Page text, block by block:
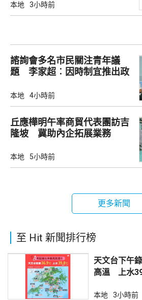
本地 3小時前
諮詢會多名市民關注青年議
題 李家超︰因時制宜推出政
本地 4小時前
丘應樺明午率商貿代表團訪吉
隆坡 冀助內企拓展業務
本地 5小時前
更多新聞
至 Hit 新聞排行榜
天文台下午
高溫 上水
本地 3小時前